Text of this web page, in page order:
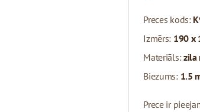
Preces kods:
Izmērs: 190 x
Materiāls:zila
Biezums: 1.5
Prece ir